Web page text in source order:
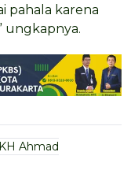
pahala karena
ungkapnya.
KH Ahmad